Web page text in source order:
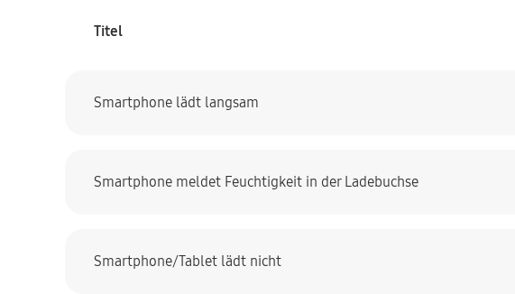
Titel
Smartphone lädt langsam
Smartphone meldet Feuchtigkeit in der Ladebuchse
Smartphone/Tablet lädt nicht